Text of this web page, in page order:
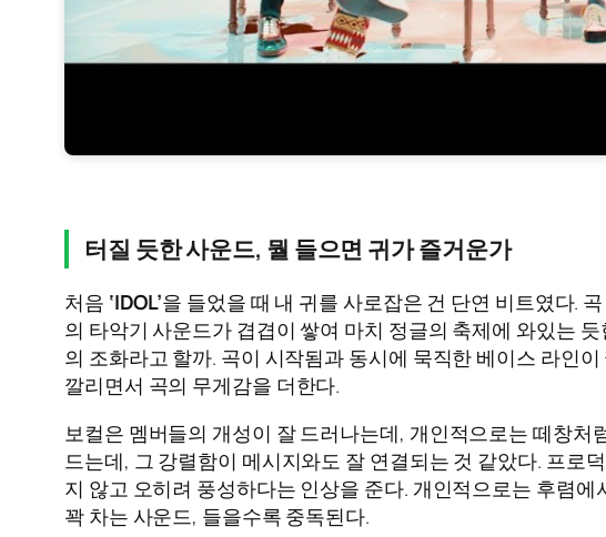
터질 듯한 사운드, 뭘 들으면 귀가 즐거운가
처음 ‘IDOL’을 들었을 때 내 귀를 사로잡은 건 단연 비트였다.
의 타악기 사운드가 겹겹이 쌓여 마치 정글의 축제에 와있는
의 조화라고 할까. 곡이 시작됨과 동시에 묵직한 베이스 라인
깔리면서 곡의 무게감을 더한다.
보컬은 멤버들의 개성이 잘 드러나는데, 개인적으로는 떼창
드는데, 그 강렬함이 메시지와도 잘 연결되는 것 같았다. 프로
지 않고 오히려 풍성하다는 인상을 준다. 개인적으로는 후렴에
꽉 차는 사운드, 들을수록 중독된다.